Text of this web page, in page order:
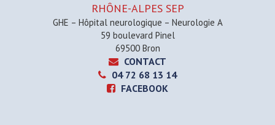
RHÔNE-ALPES SEP
GHE – Hôpital neurologique – Neurologie A
59 boulevard Pinel
69500 Bron
CONTACT
04 72 68 13 14
FACEBOOK